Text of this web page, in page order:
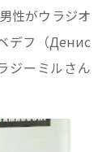
性がウラジオ
デフ（Денис
ジーミルさん